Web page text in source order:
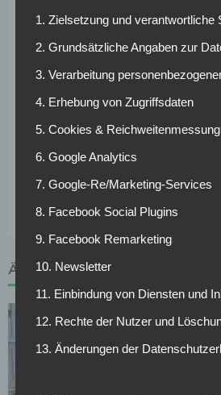
verlässt, erscheint zum jetzigen
unwahrscheinlich. Schließlich
er sich bei dem Revierklub sehr wohl
theoretisch die Möglichkeit, gegen
eigentlichen Vertragende den Verein
Qualifikation für die Champions
sicherlich ein Argument, das für
ÄHNLICHE ARTIKEL
1. Zielsetzung und verantwortliche
2. Grundsätzliche Angaben zur
3. Verarbeitung
4. Erhebung von Zugriffsdaten
5. Cookies & Reichweitenmessung
6. Google Analytics
7. Google-Re/Marketing-Services
8. Facebook Social Plugins
9. Facebook Remarketing
10. Newsletter
11. Einbindung von Diensten und
12. Rechte der Nutzer und
13. Änderungen der